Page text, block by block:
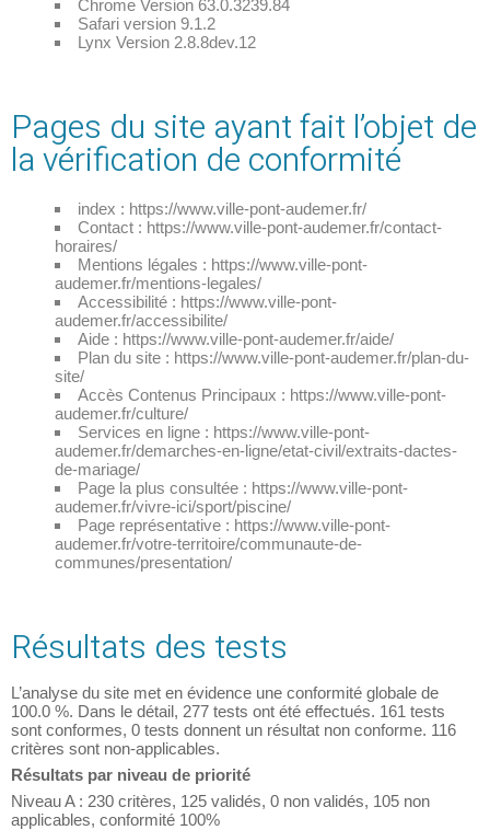
Chrome Version 63.0.3239.84
Safari version 9.1.2
Lynx Version 2.8.8dev.12
Pages du site ayant fait l’objet de
la vérification de conformité
index : https://www.ville-pont-audemer.fr/
Contact : https://www.ville-pont-audemer.fr/contact-
horaires/
Mentions légales : https://www.ville-pont-
audemer.fr/mentions-legales/
Accessibilité : https://www.ville-pont-
audemer.fr/accessibilite/
Aide : https://www.ville-pont-audemer.fr/aide/
Plan du site : https://www.ville-pont-audemer.fr/plan-du-
site/
Accès Contenus Principaux : https://www.ville-pont-
audemer.fr/culture/
Services en ligne : https://www.ville-pont-
audemer.fr/demarches-en-ligne/etat-civil/extraits-dactes-
de-mariage/
Page la plus consultée : https://www.ville-pont-
audemer.fr/vivre-ici/sport/piscine/
Page représentative : https://www.ville-pont-
audemer.fr/votre-territoire/communaute-de-
communes/presentation/
Résultats des tests
L’analyse du site met en évidence une conformité globale de
100.0 %. Dans le détail, 277 tests ont été effectués. 161 tests
sont conformes, 0 tests donnent un résultat non conforme. 116
critères sont non-applicables.
Résultats par niveau de priorité
Niveau A : 230 critères, 125 validés, 0 non validés, 105 non
applicables, conformité 100%